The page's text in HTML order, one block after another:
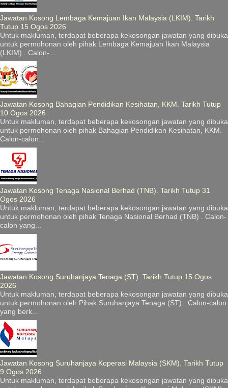
Jawatan Kosong Lembaga Kemajuan Ikan Malaysia (LKIM). Tarikh
Tutup 15 Ogos 2026
Untuk makluman, terdapat beberapa kekosongan jawatan yang dibuka
untuk permohonan oleh pihak Lembaga Kemajuan Ikan Malaysia
(LKIM) . Calon-...
Jawatan Kosong Bahagian Pendidikan Kesihatan, KKM. Tarikh Tutup
10 Ogos 2026
Untuk makluman, terdapat beberapa kekosongan jawatan yang dibuka
untuk permohonan oleh pihak Bahagian Pendidikan Kesihatan, KKM.
Calon-calon...
Jawatan Kosong Tenaga Nasional Berhad (TNB). Tarikh Tutup 31
Ogos 2026
Untuk makluman, terdapat beberapa kekosongan jawatan yang dibuka
untuk permohonan oleh pihak Tenaga Nasional Berhad (TNB) . Calon-
calon yang...
Jawatan Kosong Suruhanjaya Tenaga (ST). Tarikh Tutup 15 Ogos
2026
Untuk makluman, terdapat beberapa kekosongan jawatan yang dibuka
untuk permohonan oleh Pihak Suruhanjaya Tenaga (ST) . Calon-calon
yang berk...
Jawatan Kosong Suruhanjaya Koperasi Malaysia (SKM). Tarikh Tutup
9 Ogos 2026
Untuk makluman, terdapat beberapa kekosongan jawatan yang dibuka